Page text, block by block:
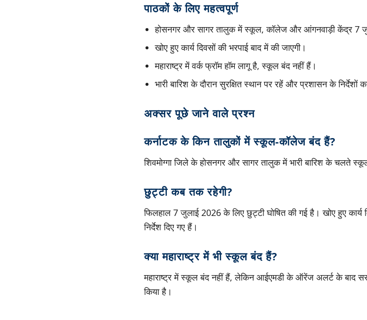
पाठकों के लिए महत्वपूर्ण
होसनगर और सागर तालुक में स्कूल, कॉलेज और आंगनवाड़ी केंद्र 7
खोए हुए कार्य दिवसों की भरपाई बाद में की जाएगी।
महाराष्ट्र में वर्क फ्रॉम हॉम लागू है, स्कूल बंद नहीं हैं।
भारी बारिश के दौरान सुरक्षित स्थान पर रहें और प्रशासन के निर्देशों
अक्सर पूछे जाने वाले प्रश्न
कर्नाटक के किन तालुकों में स्कूल-कॉलेज बंद हैं?
शिवमोग्गा जिले के होसनगर और सागर तालुक में भारी बारिश के चलते
छुट्टी कब तक रहेगी?
फिलहाल 7 जुलाई 2026 के लिए छुट्टी घोषित की गई है। खोए हुए कार्य
निर्देश दिए गए हैं।
क्या महाराष्ट्र में भी स्कूल बंद हैं?
महाराष्ट्र में स्कूल बंद नहीं हैं, लेकिन आईएमडी के ऑरेंज अलर्ट के बाद
किया है।